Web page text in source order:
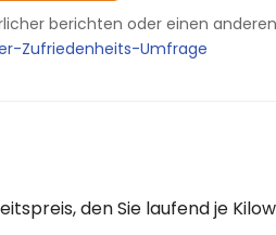
berichten oder einen
Zufriedenheits-Umfrage
den Sie laufend je